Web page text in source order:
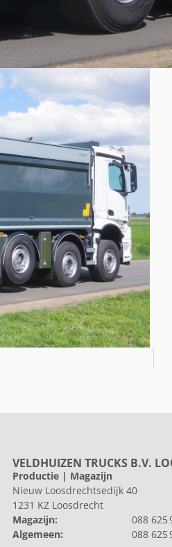
VELDHUIZEN TRUCKS B.V.
Productie | Magazijn
Nieuw Loosdrechtsedijk 40
1231 KZ Loosdrecht
Magazijn:
088 625
Algemeen:
088 625